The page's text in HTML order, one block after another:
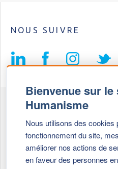
Bienvenue sur le
Humanisme
Nous utilisons des cookies
fonctionnement du site,
améliorer nos actions de
en faveur des personnes
NOUS SUIVRE
69647 Caluire et Cuire cedex
+ 33 (0)4 72 27 42 58